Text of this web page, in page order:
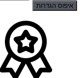
איפוס הגדרות